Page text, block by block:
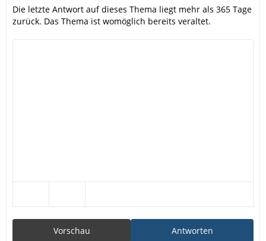
Die letzte Antwort auf dieses Thema liegt mehr als 365 Tage
zurück. Das Thema ist womöglich bereits veraltet.
Antworten
Vorschau